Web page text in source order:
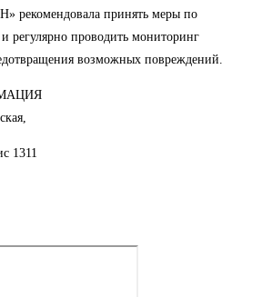
принять меры по
регулярно проводить мониторинг
возможных повреждений.
1311